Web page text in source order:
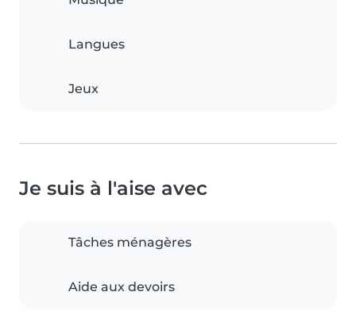
Langues
Jeux
Je suis à l'aise avec
Tâches ménagères
Aide aux devoirs